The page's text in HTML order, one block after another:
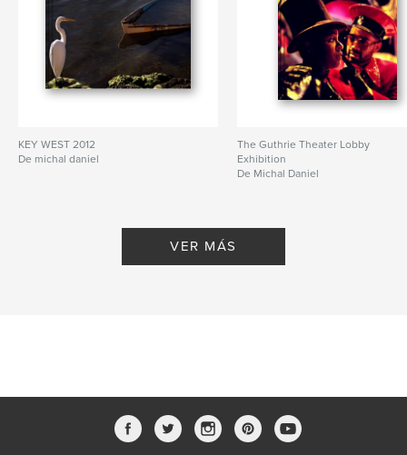
KEY WEST 2012
De michal daniel
The Guthrie Theater Lobby
Exhibition
De Michal Daniel
VER MÁS